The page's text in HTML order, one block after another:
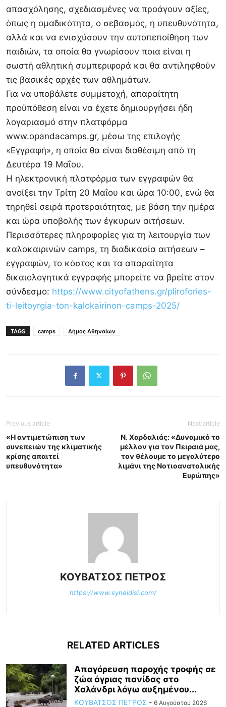
απασχόλησης, σχεδιασμένες να προάγουν αξίες,
όπως η ομαδικότητα, ο σεβασμός, η υπευθυνότητα,
αλλά και να ενισχύσουν την αυτοπεποίθηση των
παιδιών, τα οποία θα γνωρίσουν ποια είναι η
σωστή αθλητική συμπεριφορά και θα αντιληφθούν
τις βασικές αρχές των αθλημάτων.
Για να υποβάλετε συμμετοχή, απαραίτητη
προϋπόθεση είναι να έχετε δημιουργήσει ήδη
λογαριασμό στην πλατφόρμα
www.opandacamps.gr, μέσω της επιλογής
«Εγγραφή», η οποία θα είναι διαθέσιμη από τη
Δευτέρα 19 Μαΐου.
Η ηλεκτρονική πλατφόρμα των εγγραφών θα
ανοίξει την Τρίτη 20 Μαΐου και ώρα 10:00, ενώ θα
τηρηθεί σειρά προτεραιότητας, με βάση την ημέρα
και ώρα υποβολής των έγκυρων αιτήσεων.
Περισσότερες πληροφορίες για τη λειτουργία των
καλοκαιρινών camps, τη διαδικασία αιτήσεων –
εγγραφών, το κόστος και τα απαραίτητα
δικαιολογητικά εγγραφής μπορείτε να βρείτε στον
σύνδεσμο: https://www.cityofathens.gr/plirofories-
ti-leitoyrgia-ton-kalokairinon-camps-2025/
TAGS camps Δήμος Αθηναίων
Previous article
«Η αντιμετώπιση των
συνεπειών της κλιματικής
κρίσης απαιτεί
υπευθυνότητα»
Next article
Ν. Χαρδαλιάς: «Δυναμικό το
μέλλον για τον Πειραιά μας,
τον θέλουμε το μεγαλύτερο
λιμάνι της Νοτιοανατολικής
Ευρώπης»
ΚΟΥΒΑΤΣΟΣ ΠΕΤΡΟΣ
https://www.syneidisi.com/
RELATED ARTICLES
Απαγόρευση παροχής τροφής σε
ζώα άγριας πανίδας στο
Χαλάνδρι λόγω αυξημένου...
ΚΟΥΒΑΤΣΟΣ ΠΕΤΡΟΣ - 6 Αυγούστου 2026